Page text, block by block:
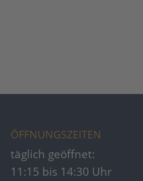
ÖFFNUNGSZEITEN
täglich geöffnet:
11:15 bis 14:30 Uhr